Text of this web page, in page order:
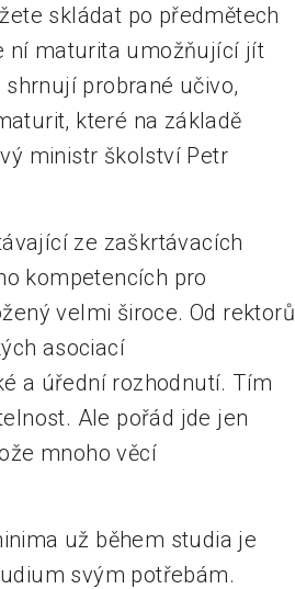
skládat po předmětech
ní maturita umožňující jít
probrané učivo,
které na základě
ministr školství Petr
ze zaškrtávacích
kompetencích pro
velmi široce. Od rektorů
asociací
a úřední rozhodnutí. Tím
Ale pořád jde jen
mnoho věcí
už během studia je
svým potřebám.